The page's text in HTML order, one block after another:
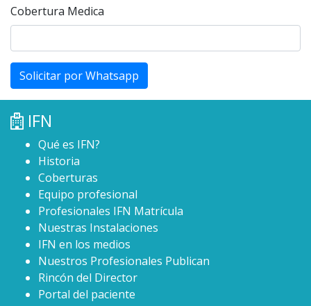
Cobertura Medica
Solicitar por Whatsapp
IFN
Qué es IFN?
Historia
Coberturas
Equipo profesional
Profesionales IFN Matrícula
Nuestras Instalaciones
IFN en los medios
Nuestros Profesionales Publican
Rincón del Director
Portal del paciente